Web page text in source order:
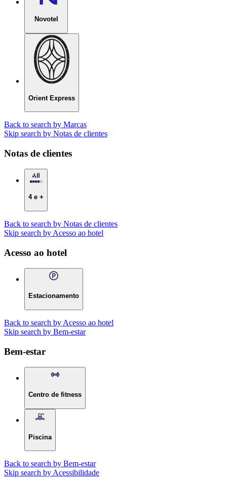
Novotel
Orient Express
Back to search by Marcas
Skip search by Notas de clientes
Notas de clientes
4 e +
Back to search by Notas de clientes
Skip search by Acesso ao hotel
Acesso ao hotel
Estacionamento
Back to search by Acesso ao hotel
Skip search by Bem-estar
Bem-estar
Centro de fitness
Piscina
Back to search by Bem-estar
Skip search by Acessibilidade